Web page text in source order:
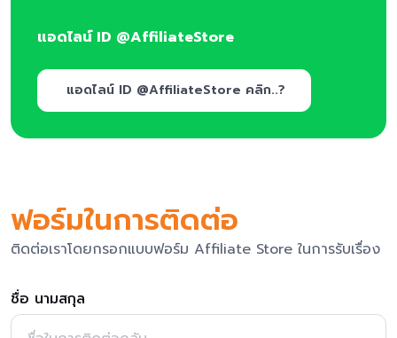
แอดไลน์ ID @AffiliateStore
แอดไลน์ ID @AffiliateStore คลิก..?
ฟอร์มในการติดต่อ
ติดต่อเราโดยกรอกแบบฟอร์ม Affiliate Store ในการรับเรื่อง
ชื่อ นามสกุล